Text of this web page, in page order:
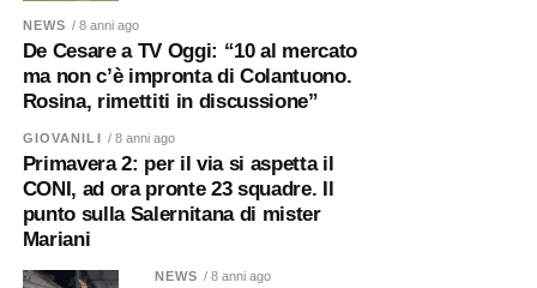
NEWS / 8 anni ago
De Cesare a TV Oggi: “10 al mercato
ma non c’è impronta di Colantuono.
Rosina, rimettiti in discussione”
GIOVANILI / 8 anni ago
Primavera 2: per il via si aspetta il
CONI, ad ora pronte 23 squadre. Il
punto sulla Salernitana di mister
Mariani
NEWS / 8 anni ago